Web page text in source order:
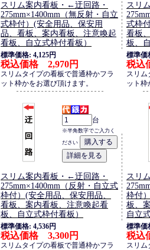
スリム案内看板・←迂回路・
275mm×1400mm（無反射・自立
式枠付）(安全用品、保安用
品、看板、案内看板、注意喚起
看板、自立式枠付看板）
標準価格: 4,125円
税込価格 2,970円
スリムタイプの看板で普通枠かフラ
ット枠かをお選び頂けます。
スリ
式枠
看板
板、
標準価
税込
スリム
ット枠
台
※半角数字でご入力く
ださい
スリム案内看板・←迂回路・
275mm×1400mm（反射・自立式
枠付）(安全用品、保安用品、
看板、案内看板、注意喚起看
板、自立式枠付看板）
標準価格: 4,536円
税込価格 3,300円
スリムタイプの看板で普通枠かフラ
スリ
枠付
板、
自立
標準価
税込
スリム